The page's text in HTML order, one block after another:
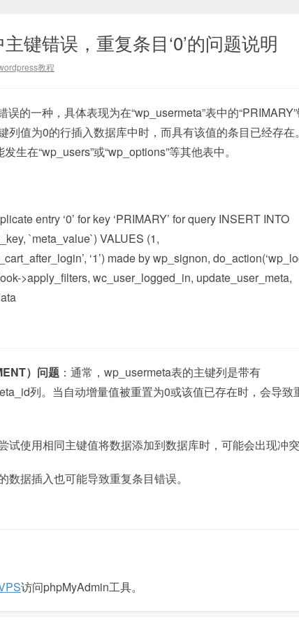
键错误，重复条目‘0’的问题说明
教程
的一种，具体表现为在“wp_usermeta”表中的
列值为0的行插入数据库中时，而具有该值的条目已经存在
生在“wp_users”或“wp_options”等其他表中。
entry ‘0’ for key ‘PRIMARY’ for query INSERT INTO
`meta_value`) VALUES (1,
‘1’) made by wp_signon,
>apply_filters, wc_user_logged_in, update_user_meta,
）问题 ：通常，wp_usermeta表的主键列是带有
列。当自动增量值被重置为0或该值已存在时，会导致
试使用相同主键值将数据添加到数据库时，可能会出现冲
数据插入也可能导致重复条目错误。
访问phpMyAdmin工具。